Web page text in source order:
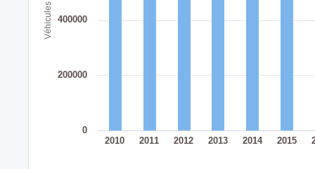
Véhicules
2010 2011 2012 2013 2014 2015
0
200000
400000